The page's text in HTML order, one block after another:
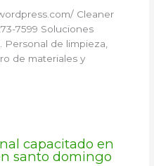
Cleaner
7599 Soluciones
Personal de limpieza,
de materiales y
capacitado en
santo domingo